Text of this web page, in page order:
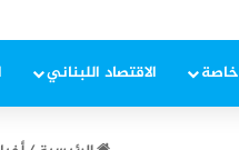
الاقتصاد اللبناني